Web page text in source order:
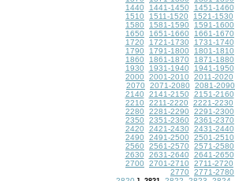
1440
1441-1450 1451-1460
1510
1511-1520 1521-1530
1580
1581-1590 1591-1600
1650
1651-1660 1661-1670
1720
1721-1730 1731-1740
1790
1791-1800 1801-1810
1860
1861-1870 1871-1880
1930
1931-1940 1941-1950
2000
2001-2010 2011-2020
2070
2071-2080 2081-2090
2140
2141-2150 2151-2160
2210
2211-2220 2221-2230
2280
2281-2290 2291-2300
2350
2351-2360 2361-2370
2420
2421-2430 2431-2440
2490
2491-2500 2501-2510
2560
2561-2570 2571-2580
2630
2631-2640 2641-2650
2700
2701-2710 2711-2720
2770
2771-2780